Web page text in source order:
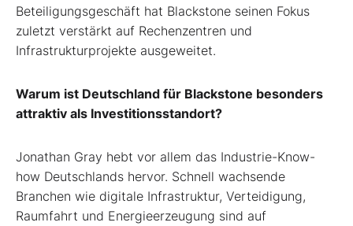
Beteiligungsgeschäft hat Blackstone seinen Fokus
zuletzt verstärkt auf Rechenzentren und
Infrastrukturprojekte ausgeweitet.
Warum ist Deutschland für Blackstone besonders
attraktiv als Investitionsstandort?
Jonathan Gray hebt vor allem das Industrie-Know-
how Deutschlands hervor. Schnell wachsende
Branchen wie digitale Infrastruktur, Verteidigung,
Raumfahrt und Energieerzeugung sind auf